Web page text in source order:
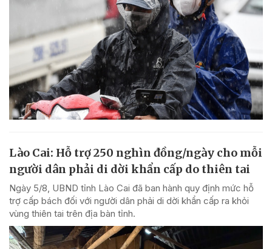
Lào Cai: Hỗ trợ 250 nghìn đồng/ngày cho mỗi
người dân phải di dời khẩn cấp do thiên tai
Ngày 5/8, UBND tỉnh Lào Cai đã ban hành quy định mức hỗ
trợ cấp bách đối với người dân phải di dời khẩn cấp ra khỏi
vùng thiên tai trên địa bàn tỉnh.